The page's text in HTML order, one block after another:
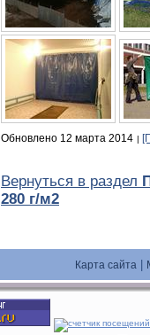
Обновлено 12 марта 2014
Вернуться в раздел
280 г/м2
Карта сайта